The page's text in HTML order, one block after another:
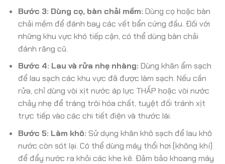
Bước 3: Dùng cọ, bàn chải mềm: Dùng cọ hoặc bàn
chải mềm để đánh bay các vết bẩn cứng đầu. Đối với
những khu vực khó tiếp cận, có thể dùng bàn chải
đánh răng cũ.
Bước 4: Lau và rửa nhẹ nhàng: Dùng khăn ẩm sạch
để lau sạch các khu vực đã được làm sạch. Nếu cần
rửa, chỉ dùng vòi xịt nước áp lực THẤP hoặc vòi nước
chảy nhẹ để tráng trôi hóa chất, tuyệt đối tránh xịt
trực tiếp vào các chi tiết điện và thước lái.
Bước 5: Làm khô: Sử dụng khăn khô sạch để lau khô
nước còn sót lại. Có thể dùng máy thổi hơi (không khí)
để đẩy nước ra khỏi các khe kẽ. Đảm bảo khoang máy